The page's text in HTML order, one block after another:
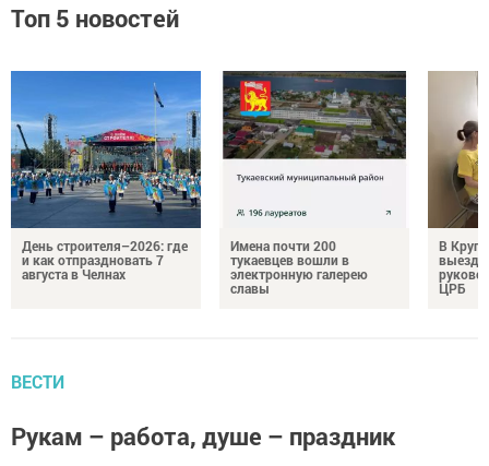
Топ 5 новостей
День строителя–2026: где
и как отпраздновать 7
августа в Челнах
Имена почти 200
тукаевцев вошли в
электронную галерею
славы
В
ЦРБ
ВЕСТИ
Рукам – работа, душе – праздник